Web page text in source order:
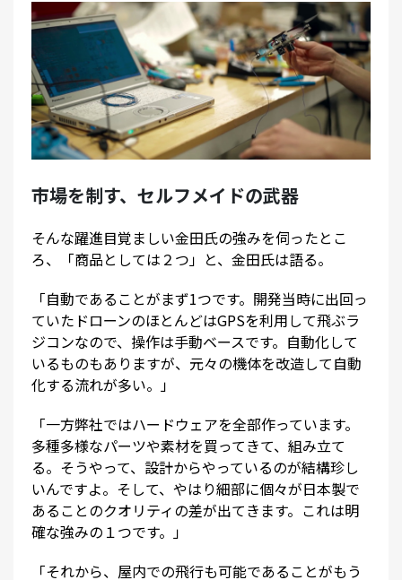
市場を制す、セルフメイドの武器
そんな躍進目覚ましい金田氏の強みを伺ったとこ
ろ、「商品としては２つ」と、金田氏は語る。
「自動であることがまず1つです。開発当時に出回っ
ていたドローンのほとんどはGPSを利用して飛ぶラ
ジコンなので、操作は手動ベースです。自動化して
いるものもありますが、元々の機体を改造して自動
化する流れが多い。」
「一方弊社ではハードウェアを全部作っています。
多種多様なパーツや素材を買ってきて、組み立て
る。そうやって、設計からやっているのが結構珍し
いんですよ。そして、やはり細部に個々が日本製で
あることのクオリティの差が出てきます。これは明
確な強みの１つです。」
「それから、屋内での飛行も可能であることがもう